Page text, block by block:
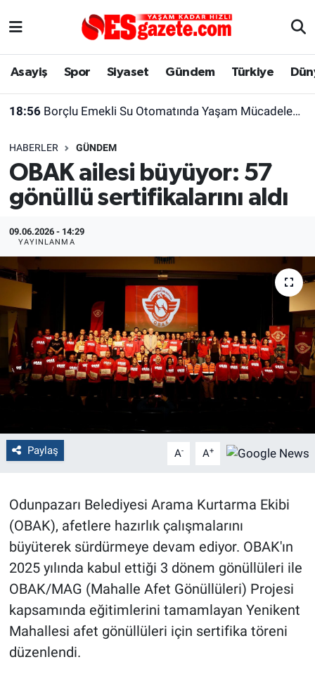
Asayiş Spor Siyaset Gündem Türkiye
18:56 Borçlu Emekli Su Otomatında Yaşam Mücadelesi Veriyor
HABERLER GÜNDEM
OBAK ailesi büyüyor: 57
gönüllü sertifikalarını aldı
09.06.2026 - 14:29
YAYINLANMA
Paylaş A- A+
Odunpazarı Belediyesi Arama Kurtarma Ekibi
(OBAK), afetlere hazırlık çalışmalarını
büyüterek sürdürmeye devam ediyor. OBAK'ın
2025 yılında kabul ettiği 3 dönem gönüllüleri ile
OBAK/MAG (Mahalle Afet Gönüllüleri) Projesi
kapsamında eğitimlerini tamamlayan Yenikent
Mahallesi afet gönüllüleri için sertifika töreni
düzenlendi.
Asayiş
Gündem
Türkiye
Dünya
Sağlık
Alış-Veriş/İş dünyası
Yaşam
Eskişehirspor Arşivi
Eskişehir Arşivi
Röportaj
Ekonomi
Kültür Sanat
Politika
Bilecik
Gezi
Çevre
Yerel
Magazin
Bilim ve Teknoloji
Eskişehir Nöbetçi Eczaneler
Süper Lig Puan Durumu ve Fikstür
Tüm Manşetler
Son Dakika Haberleri
Haber Arşivi